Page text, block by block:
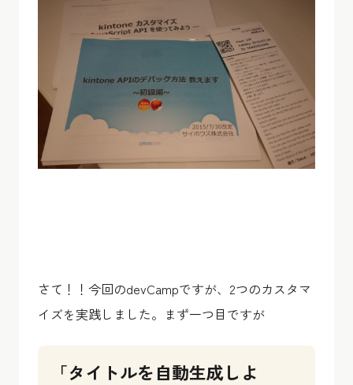
さて！！今回のdevCampですが、2つのカスタマ
イズを実践しました。まず一つ目ですが
「タイトルを自動生成しよ